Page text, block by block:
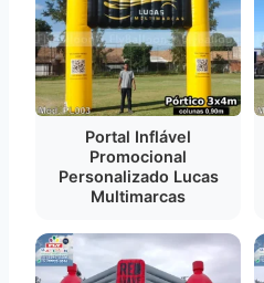
Portal Inflável
Promocional
Personalizado Lucas
Multimarcas